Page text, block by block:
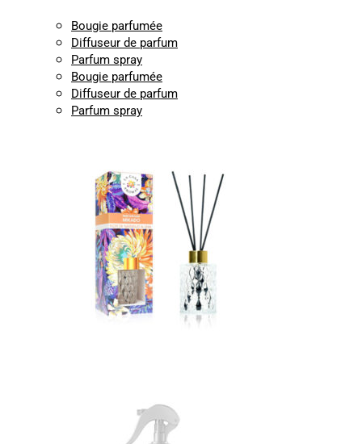
Bougie parfumée
Diffuseur de parfum
Parfum spray
Bougie parfumée
Diffuseur de parfum
Parfum spray